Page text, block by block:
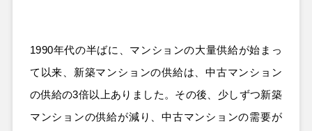
1990年代の半ばに、マンションの大量供給が始まっ
て以来、新築マンションの供給は、中古マンション
の供給の3倍以上ありました。その後、少しずつ新築
マンションの供給が減り、中古マンションの需要が